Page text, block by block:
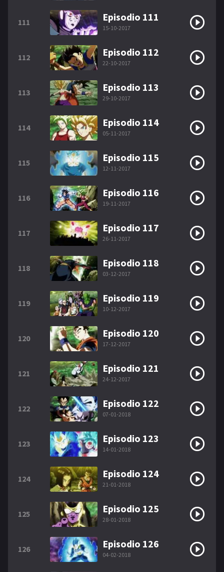
111 Episodio 111
15-10-2017
112 Episodio 112
22-10-2017
113 Episodio 113
29-10-2017
114 Episodio 114
05-11-2017
115 Episodio 115
12-11-2017
116 Episodio 116
19-11-2017
117 Episodio 117
26-11-2017
118 Episodio 118
03-12-2017
119 Episodio 119
10-12-2017
120 Episodio 120
17-12-2017
121 Episodio 121
24-12-2017
122 Episodio 122
07-01-2018
123 Episodio 123
14-01-2018
124 Episodio 124
21-01-2018
125 Episodio 125
28-01-2018
126 Episodio 126
04-02-2018